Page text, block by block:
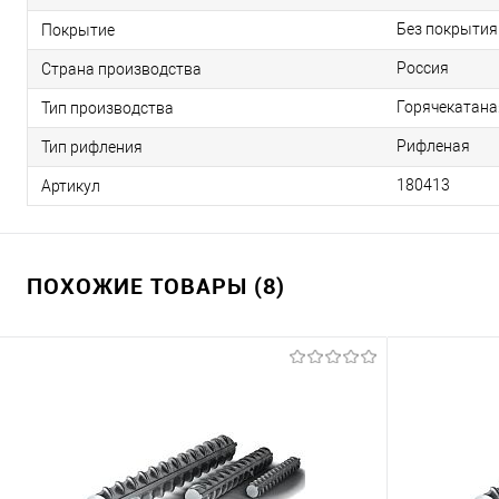
Покрытие Без покрытия
Страна производства Россия
Тип производства
Тип рифления Рифленая
Артикул 180413
ПОХОЖИЕ ТОВАРЫ (8)